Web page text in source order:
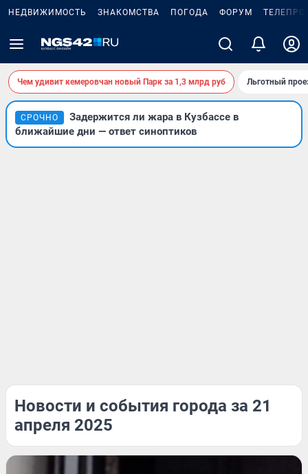
НЕДВИЖИМОСТЬ ЗНАКОМСТВА ПОГОДА ФОРУМ
Чем удивит кемеровчан новый Парк за 1,3 млрд руб Льготный
СРОЧНО
Задержится ли жара в Кузбассе в
ближайшие дни — ответ синоптиков
Новости и события города за 21
апреля 2025